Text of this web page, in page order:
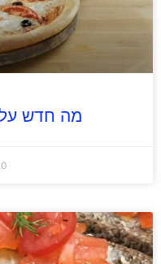
מה חדש
20